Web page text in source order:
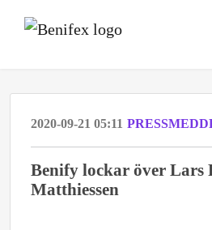
2020-09-21 05:11
Benify lockar över Lars
Matthiessen